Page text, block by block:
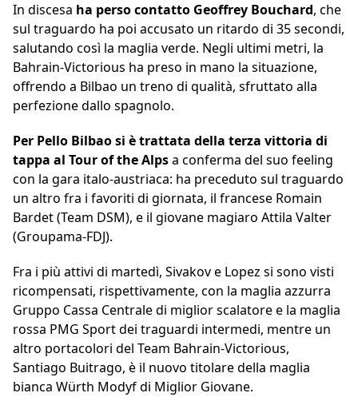
In discesa ha perso contatto Geoffrey Bouchard, che
sul traguardo ha poi accusato un ritardo di 35 secondi,
salutando così la maglia verde. Negli ultimi metri, la
Bahrain-Victorious ha preso in mano la situazione,
offrendo a Bilbao un treno di qualità, sfruttato alla
perfezione dallo spagnolo.
Per Pello Bilbao si è trattata della terza vittoria di
tappa al Tour of the Alpsa conferma del suo feeling
con la gara italo-austriaca: ha preceduto sul traguardo
un altro fra i favoriti di giornata, il francese Romain
Bardet (Team DSM), e il giovane magiaro Attila Valter
(Groupama-FDJ).
Fra i più attivi di martedì, Sivakov e Lopez si sono visti
ricompensati, rispettivamente, con la maglia azzurra
Gruppo Cassa Centrale di miglior scalatore e la maglia
rossa PMG Sport dei traguardi intermedi, mentre un
altro portacolori del Team Bahrain-Victorious,
Santiago Buitrago, è il nuovo titolare della maglia
bianca Würth Modyf di Miglior Giovane.